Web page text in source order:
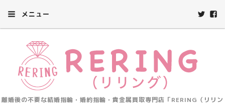
メニュー
離婚後の不要な結婚指輪・婚約指輪・貴金属買取専門店「RERING（リリン